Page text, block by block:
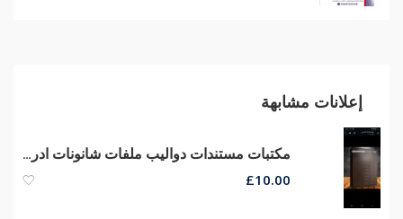
إعلانات مشابهة
مكتبات مستندات دواليب ملفات شانونات ادراج مكتبات مودرن أثاث شركات
£10.00